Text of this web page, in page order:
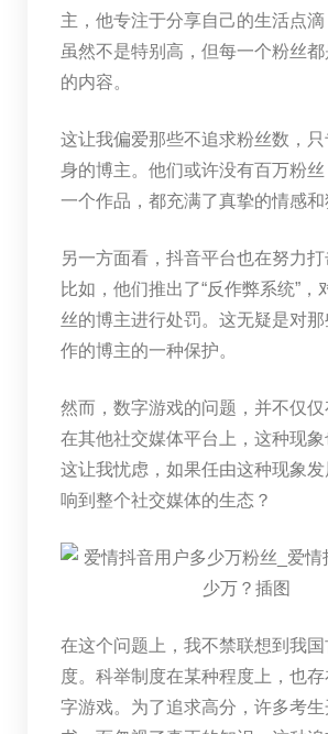
主，他专注于分享自己的生活点
虽然不是特别高，但每一个粉丝
的内容。
这让我偏爱那些不追求粉丝数，
身的博主。他们或许没有百万粉
一个作品，都充满了真挚的情感和
另一方面看，抖音平台也在努力打
比如，他们推出了“反作弊系统”，
丝的博主进行处罚。这无疑是对那
作的博主的一种保护。
然而，数字游戏的问题，并不仅仅
在其他社交媒体平台上，这种现象
这让我忧虑，如果任由这种现象
响到整个社交媒体的生态？
在这个问题上，我不禁联想到我国
度。科举制度在某种程度上，也
字游戏。为了追求高分，许多考